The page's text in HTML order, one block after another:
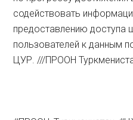
содействовать
предоставлению доступа
пользователей к данным
ЦУР. ///ПРООН